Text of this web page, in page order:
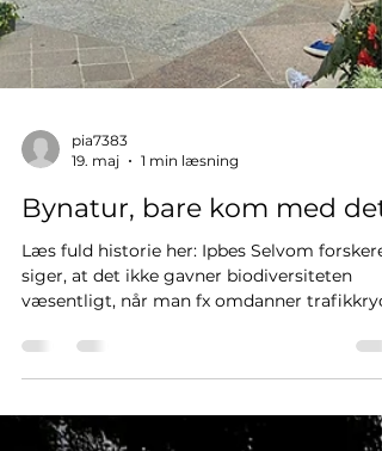
pia7383
19. maj
1 min læsning
Bynatur, bare kom med det